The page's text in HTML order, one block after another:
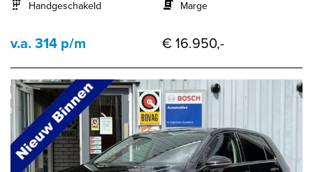
Handgeschakeld
Marge
v.a. 314 p/m € 16.950,-